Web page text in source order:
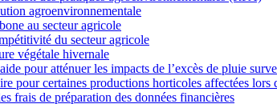
agroenvironnementale
au secteur agricole
du secteur agricole
végétale hivernale
pour atténuer les impacts de l’excès de pluie
pour certaines productions horticoles affectées lors
frais de préparation des données financières